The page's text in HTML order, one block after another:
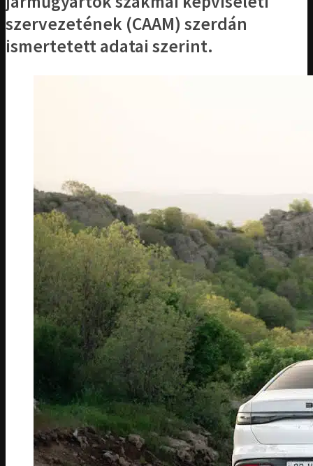
szervezetének (CAAM) szerdán
ismertetett adatai szerint.